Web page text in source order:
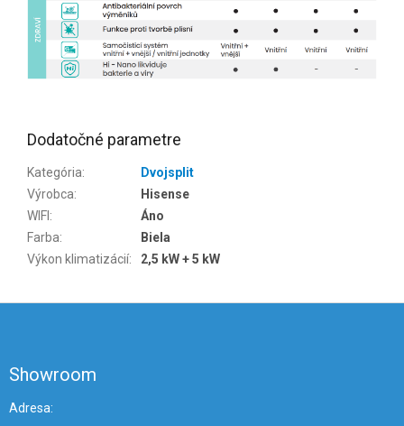
Dodatočné parametre
Kategória:
Dvojsplit
Výrobca:
Hisense
WIFI :
Áno
Farba:
Biela
Výkon klimatizácií: 2,5 kW + 5 kW
Showroom
Adresa: